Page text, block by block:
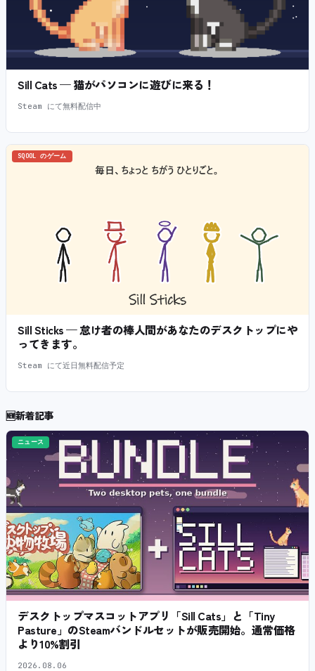
Sill Cats — 猫がパソコンに遊びに来る！
Steam にて無料配信中
SQOOL のゲーム
Sill Sticks — 怠け者の棒人間があなたのデスクトップにや
ってきます。
Steam にて近日無料配信予定
🆕新着記事
ニュース
デスクトップマスコットアプリ「Sill Cats」と「Tiny
Pasture」のSteamバンドルセットが販売開始。通常価格
より10%割引
2026.08.06